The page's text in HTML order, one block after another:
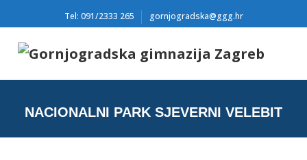
Tel: 091/2333 265 gornjogradska@ggg.hr
NACIONALNI PARK SJEVERNI VELEBIT